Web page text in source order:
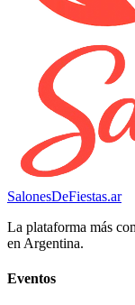
SalonesDeFiestas.ar
La plataforma más
en Argentina.
Eventos